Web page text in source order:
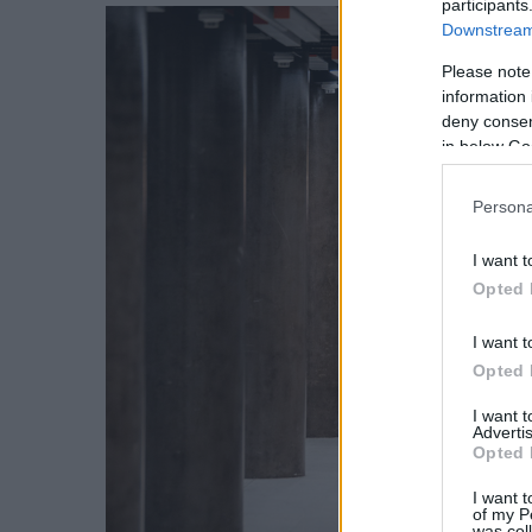
Please
information
deny
in below
I want
Opted
I want
Opted
I want
Opted
I want
of my